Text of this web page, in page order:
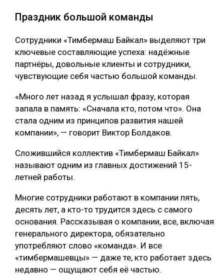
Праздник большой команды
Сотрудники «Тимбермаш Байкал» выделяют три
ключевые составляющие успеха: надёжные
партнёры, довольные клиенты и сотрудники,
чувствующие себя частью большой команды.
«Много лет назад я услышал фразу, которая
запала в память: «Сначала кто, потом что». Она
стала одним из принципов развития нашей
компании», — говорит Виктор Болдаков.
Сложившийся коллектив «Тимбермаш Байкал»
называют одним из главных достижений 15-
летней работы.
Многие сотрудники работают в компании пять,
десять лет, а кто-то трудится здесь с самого
основания. Рассказывая о компании, все, включая
генерального директора, обязательно
употребляют слово «команда». И все
«тимбермашевцы» — даже те, кто работает здесь
недавно — ощущают себя её частью.